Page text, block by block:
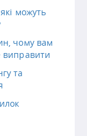
можуть
чому вам
виправити
та